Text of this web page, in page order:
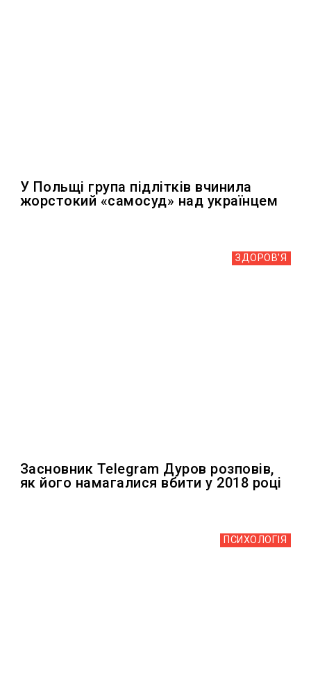
У Польщі група підлітків вчинила
жорстокий «самосуд» над українцем
ЗДОРОВ'Я
Засновник Telegram Дуров розповів,
як його намагалися вбити у 2018 році
ПСИХОЛОГІЯ